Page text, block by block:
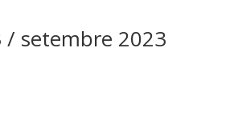
setembre 2023